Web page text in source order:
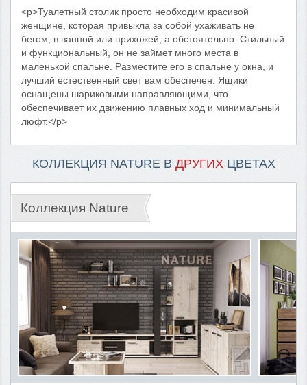
<p>Туалетный столик просто необходим красивой
женщине, которая привыкла за собой ухаживать не
бегом, в ванной или прихожей, а обстоятельно. Стильный
и функциональный, он не займет много места в
маленькой спальне. Разместите его в спальне у окна, и
лучший естественный свет вам обеспечен. Ящики
оснащены шариковыми направляющими, что
обеспечивает их движению плавных ход и минимальный
люфт.</p>
КОЛЛЕКЦИЯ NATURE В ДРУГИХ ЦВЕТАХ
Коллекция Nature